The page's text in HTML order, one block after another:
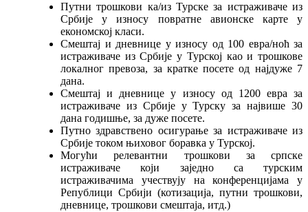
Путни трошкови ка/из Турске за истраживаче из
Србије у износу повратне авионске карте у
економској класи.
Смештај и дневнице у износу од 100 евра/ноћ за
истраживаче из Србије у Турској као и трошкове
локалног превоза, за кратке посете од најдуже 7
дана.
Смештај и дневнице у износу од 1200 евра за
истраживаче из Србије у Турску за највише 30
дана годишње, за дуже посете.
Путно здравствено осигурање за истраживаче из
Србије током њиховог боравка у Турској.
Могући релевантни трошкови за српске
истраживаче који заједно са турским
истраживачима учествују на конференцијама у
Републици Србији (котизација, путни трошкови,
дневнице, трошкови смештаја, итд.)